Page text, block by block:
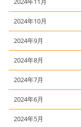
2024年10月
2024年9月
2024年8月
2024年7月
2024年6月
2024年5月